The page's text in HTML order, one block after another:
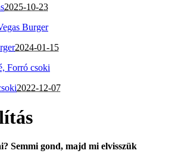
2025-10-23
2024-01-15
2022-12-07
Semmi gond, majd mi elvisszük